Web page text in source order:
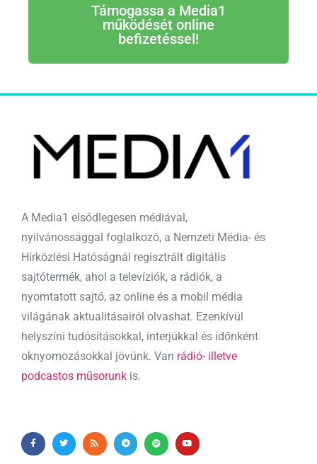
Támogassa a Media1
működését online
befizetéssel!
A Media1 elsődlegesen médiával,
nyilvánossággal foglalkozó, a Nemzeti Média- és
Hírközlési Hatóságnál regisztrált digitális
sajtótermék, ahol a televíziók, a rádiók, a
nyomtatott sajtó, az online és a mobil média
világának aktualitásairól olvashat. Ezenkívül
helyszíni tudósításokkal, interjúkkal és időnként
oknyomozásokkal jövünk. Van rádió- illetve
podcastos műsorunk is.